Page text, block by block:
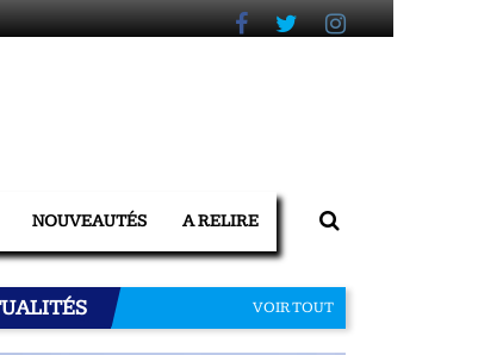
NOUVEAUTÉS A RELIRE
VOIR TOUT